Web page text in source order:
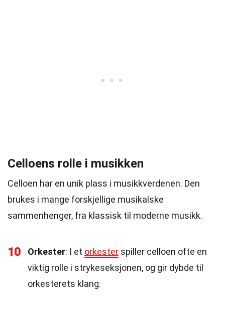
Celloens rolle i musikken
Celloen har en unik plass i musikkverdenen. Den
brukes i mange forskjellige musikalske
sammenhenger, fra klassisk til moderne musikk.
10 Orkester: I et orkester spiller celloen ofte en
viktig rolle i strykeseksjonen, og gir dybde til
orkesterets klang.